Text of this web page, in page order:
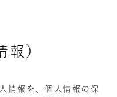
報）
情報を、個人情報の保